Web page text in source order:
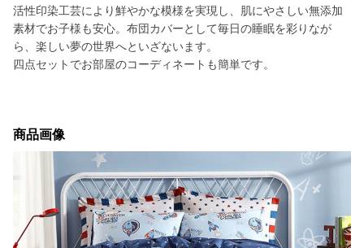
活性印染工芸により鮮やかな模様を実現し、肌にやさしい無添加
素材でお子様も安心。布団カバーとして毎日の睡眠を彩りなが
ら、楽しい夢の世界へといざないます。
四点セットでお部屋のコーディネートも簡単です。
商品画像